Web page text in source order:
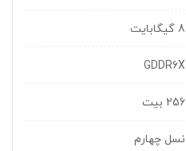
8 گیگابایت
GDDR6X
256 بیت
نسل چهارم